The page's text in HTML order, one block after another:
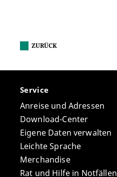
ZURÜCK
Service
Anreise und Adressen
Download-Center
Eigene Daten verwalten
Leichte Sprache
Merchandise
Rat und Hilfe in Notfällen